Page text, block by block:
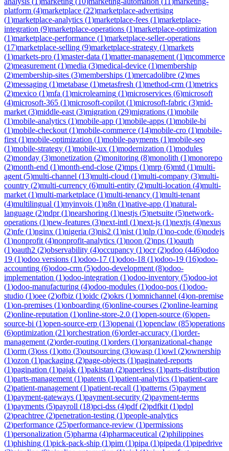
platform (4)marketplace (22)marketplace-advertising
(1)marketplace-analytics (1)marketplace-fees (1)marketplace-
integration (9)marketplace-operations (1)marketplace-optimization
(1)marketplace-performance (1)marketplace-seller-operations
(17)marketplace-selling (9)marketplace-strategy (1)markets
(1)markets-pro (1)master-data (1)matter-management (1)mcommerce
(2)measurement (1)media (3)medical-device (1)membership
(2)membership-sites (3)memberships (1)mercadolibre (2)mes
(2)messaging (1)metabase (1)metasfresh (1)method-crm (1)metrics
(2)mexico (1)mfa (1)microlearning (1)microservices (6)microsoft
(4)microsoft-365 (1)microsoft-copilot (1)microsoft-fabric (3)mid-
market (3)middle-east (3)migration (29)migrations (1)mobile
(1)mobile-analytics (1)mobile-app (1)mobile-apps (1)mobile-bi
(1)mobile-checkout (1)mobile-commerce (14)mobile-cro (1)mobile-
first (1)mobile-optimization (1)mobile-payments (1)mobile-seo
(1)mobile-strategy (1)mobile-ux (1)modernization (1)modules
(2)monday (3)monetization (2)monitoring (8)monolith (1)monorepo
(2)month-end (1)month-end-close (2)mps (1)mrp (6)mtd (1)multi-
agent (5)multi-channel (13)multi-cloud (1)multi-company (3)multi-
country (2)multi-currency (6)multi-entity (2)multi-location (4)multi-
market (1)multi-marketplace (1)multi-tenancy (1)multi-tenant
(4)multilingual (1)myinvois (1)n8n (1)native-app (1)natural-
language (2)ndpr(1)nearshoring (1)nestjs (5)netsuite (5)network-
operations (1)new-features (3)next-intl (1)next-js (1)nextjs (4)nexus
(2)nfe (1)nginx (1)nigeria (3)nis2 (1)nist (1)nlp (1)no-code (6)nodejs
(1)nonprofit (4)nonprofit-analytics (1)noon (2)nps (1)oauth
(1)oauth2 (2)observability (4)occupancy (1)ocr(2)odoo (446)odoo
19 (1)odoo versions (1)odoo-17 (1)odoo-18 (1)odoo-19 (16)odoo-
accounting (6)odoo-crm (5)odoo-development (8)odoo-
implementation (1)odoo-integration (1)odoo-inventory (5)odoo-iot
(1)odoo-manufacturing (4)odoo-modules (1)odoo-pos (1)odoo-
studio (1)oee (2)ofbiz (1)oidc (2)okrs (1)omnichannel (4)on-premise
(1)on-premises (1)onboarding (6)online-courses (2)online-learning
(2)online-reputation (1)online-store-2.0 (1)open-source (6)open-
source-bi (1)open-source-erp (13)openai (1)openclaw (85)operations
(6)optimization (21)orchestration (6)order-accuracy (1)order-
management (2)order-routing (1)orders (1)organizational-change
(1)orm (3)oss (1)otto (3)outsourcing (3)owasp (1)owl (2)ownership
(1)ozon (1)packaging (2)page-objects (1)paginated-reports
(1)pagination (1)pajak (1)pakistan (2)paperless (1)parts-distribution
(1)parts-management (1)patents (1)patient-analytics (1)patient-care
(2)patient-management (1)patient-recall (1)patterns (5)payment
(1)payment-gateways (1)payment-security (2)payment-terms
(1)payments (5)payroll (18)pci-dss (4)pdf(2)pdfkit (1)pdpl
(2)peachtree (2)penetration-testing (1)people-analytics
(2)performance (25)performance-review (1)permissions
(1)personalization (5)pharma (4)pharmaceutical (2)philippines
(1)phishing (1)pick-pack-ship (1)pim (1)pipa (1)pipeda (1)pipedrive